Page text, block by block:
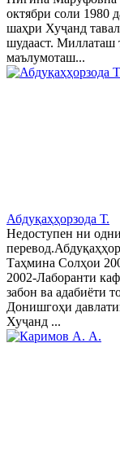
октябри соли 1980
шаҳри Хуҷанд
шудааст. Миллаташ
маълумоташ...
Абдуқаҳҳорзода Т.
Недоступен ни
Таҳмина Солҳои
2002-Лаборанти
забон ва адабиёти
Донишгоҳи
Хуҷанд ...